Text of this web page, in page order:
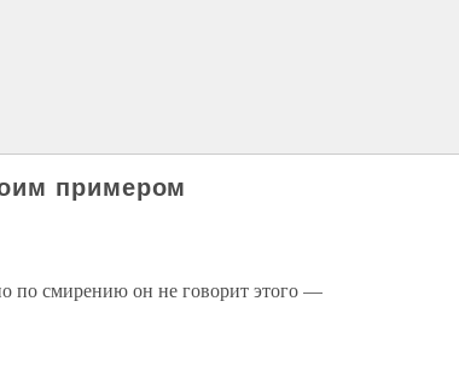
примером
по смирению он не говорит этого —